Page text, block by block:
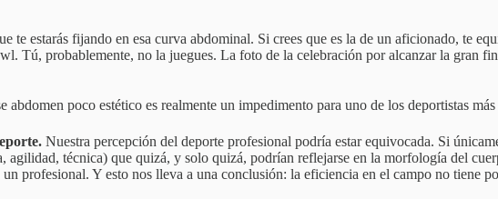
te estarás fijando en esa curva abdominal. Si crees que es la de un aficionado, te
Tú, probablemente, no la juegues. La foto de la celebración por alcanzar la gran
abdomen poco estético es realmente un impedimento para uno de los deportistas
Nuestra percepción del deporte profesional podría estar equivocada. Si
agilidad, técnica) que quizá, y solo quizá, podrían reflejarse en la morfología del
profesional. Y esto nos lleva a una conclusión: la eficiencia en el campo no tiene